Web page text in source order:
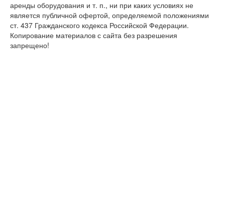
аренды оборудования и т. п., ни при каких условиях не
является публичной офертой, определяемой положениями
ст. 437 Гражданского кодекса Российской Федерации.
Копирование материалов с сайта без разрешения
запрещено!